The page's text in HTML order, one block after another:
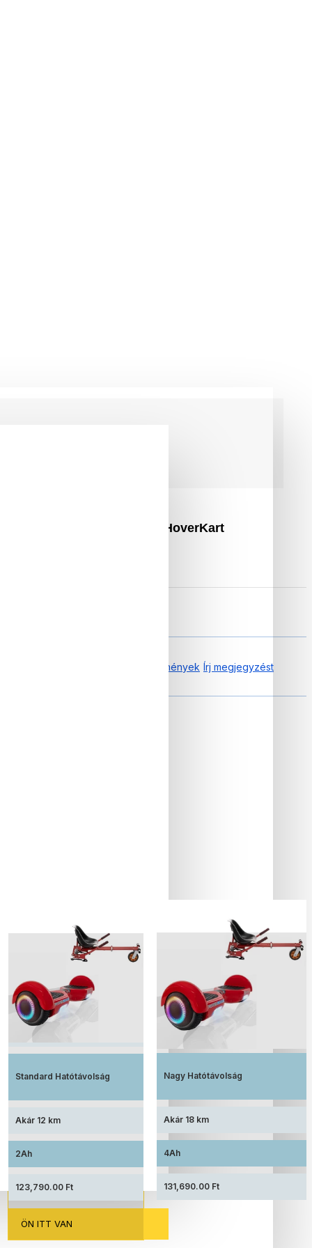
Hatótávolság, Piros HoverKart
0.00 tól től 0 Vélemények Írj megjegyzést
Elérhető ár, standard akkumulátorral
Standard Hatótávolság
Akár 12 km
2Ah
123,790.00 Ft
ÖN ITT VAN
Megnövelt üzemidő, nagy kapacitású
akkumulátorral felszerelve
Nagy Hatótávolság
Akár 18 km
4Ah
131,690.00 Ft